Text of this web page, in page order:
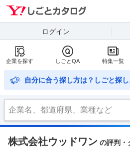
ログイン
企業を探す しごとQA 特集一覧
自分に合う探し方は？しごと探
株式会社ウッドワン の評判・